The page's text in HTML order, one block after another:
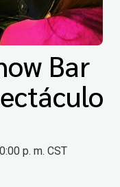
Bar
p. m. CST